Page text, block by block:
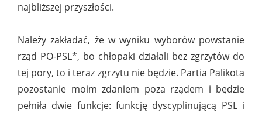
najbliższej przyszłości.
Należy zakładać, że w wyniku wyborów powstanie
rząd PO-PSL*, bo chłopaki działali bez zgrzytów do
tej pory, to i teraz zgrzytu nie będzie. Partia Palikota
pozostanie moim zdaniem poza rządem i będzie
pełniła dwie funkcje: funkcję dyscyplinującą PSL i